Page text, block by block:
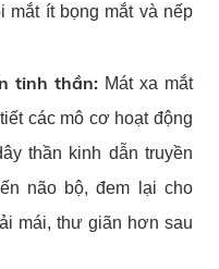
mắt ít bọng mắt và nếp
tinh thần: Mát xa mắt
các mô cơ hoạt động
thần kinh dẫn truyền
não bộ, đem lại cho
mái, thư giãn hơn sau